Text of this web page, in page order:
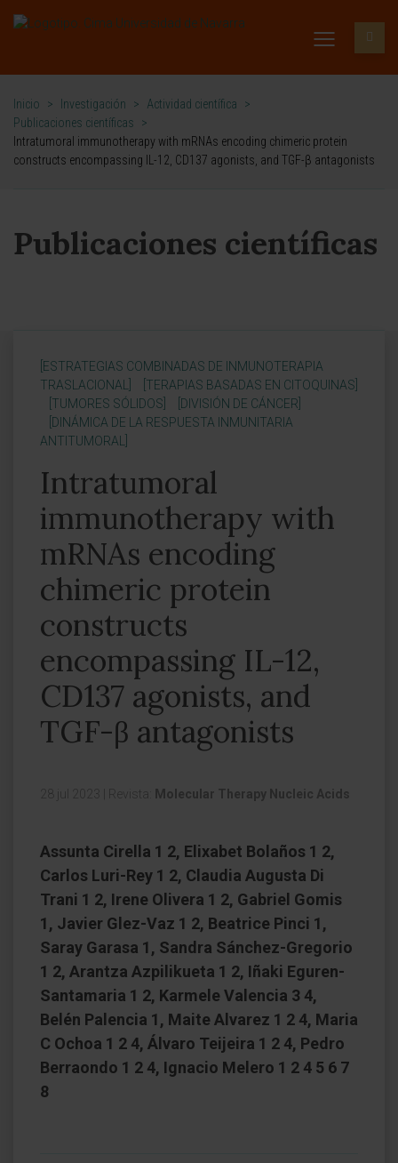
Inicio > Investigación > Actividad científica
>
Publicaciones científicas
>
Intratumoral immunotherapy with mRNAs encoding chimeric protein
constructs encompassing IL-12, CD137 agonists, and TGF-β antagonists
Publicaciones científicas
[ESTRATEGIAS COMBINADAS DE INMUNOTERAPIA
TRASLACIONAL]
[TERAPIAS BASADAS EN CITOQUINAS]
[TUMORES SÓLIDOS]
[DIVISIÓN DE CÁNCER]
[DINÁMICA DE LA RESPUESTA INMUNITARIA
ANTITUMORAL]
Intratumoral
immunotherapy with
mRNAs encoding
chimeric protein
constructs
encompassing IL-12,
CD137 agonists, and
TGF-β antagonists
28 jul 2023 Revista: Molecular Therapy Nucleic Acids
Assunta Cirella 1 2, Elixabet Bolaños 1 2,
Carlos Luri-Rey 1 2, Claudia Augusta Di
Trani 1 2, Irene Olivera 1 2, Gabriel Gomis
1, Javier Glez-Vaz 1 2, Beatrice Pinci 1,
Saray Garasa 1, Sandra Sánchez-Gregorio
1 2, Arantza Azpilikueta 1 2, Iñaki Eguren-
Santamaria 1 2, Karmele Valencia 3 4,
Belén Palencia 1, Maite Alvarez 1 2 4, Maria
C Ochoa 1 2 4, Álvaro Teijeira 1 2 4, Pedro
Berraondo 1 2 4, Ignacio Melero 1 2 4 5 6 7
8